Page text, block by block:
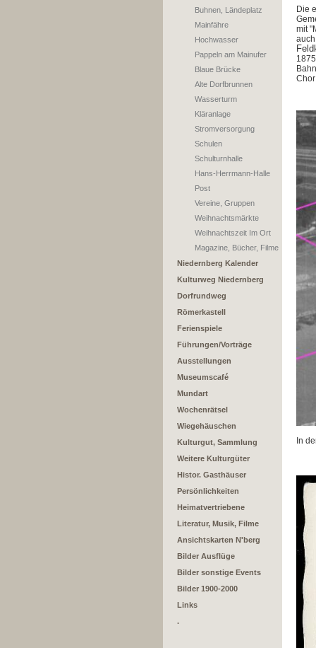
Buhnen, Ländeplatz
Mainfähre
Hochwasser
Pappeln am Mainufer
Blaue Brücke
Alte Dorfbrunnen
Wasserturm
Kläranlage
Stromversorgung
Schulen
Schulturnhalle
Hans-Herrmann-Halle
Post
Vereine, Gruppen
Weihnachtsmärkte
Weihnachtszeit Im Ort
Magazine, Bücher, Filme
Niedernberg Kalender
Kulturweg Niedernberg
Dorfrundweg
Römerkastell
Ferienspiele
Führungen/Vorträge
Ausstellungen
Museumscafé
Mundart
Wochenrätsel
Wiegehäuschen
Kulturgut, Sammlung
Weitere Kulturgüter
Histor. Gasthäuser
Persönlichkeiten
Heimatvertriebene
Literatur, Musik, Filme
Ansichtskarten N'berg
Bilder Ausflüge
Bilder sonstige Events
Bilder 1900-2000
Links
.
Die
mit
In